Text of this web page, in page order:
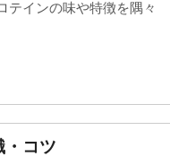
テインの味や特徴を隅々
・コツ